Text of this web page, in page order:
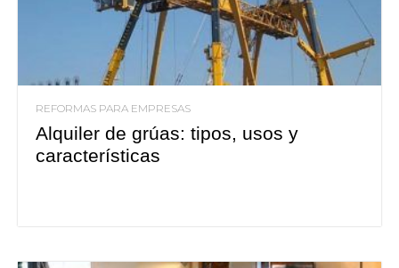
REFORMAS PARA EMPRESAS
Alquiler de grúas: tipos, usos y
características